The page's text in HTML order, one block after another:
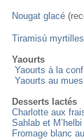
Nougat glacé
Tiramisù
Yaourts
Yaourts à la
Yaourts au
Desserts lactés
Charlotte aux
Sahlab et M’helbi
Fromage blanc